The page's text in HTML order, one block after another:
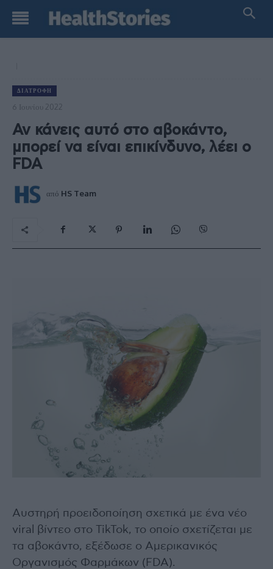
ΔΙΑΤΡΟΦΉ
6 Ιουνίου 2022
Αν κάνεις αυτό στο αβοκάντο,
μπορεί να είναι επικίνδυνο, λέει ο
FDA
από HS Team
Αυστηρή προειδοποίηση σχετικά με ένα νέο
viral βίντεο στο TikTok, το οποίο σχετίζεται με
τα αβοκάντο, εξέδωσε ο Αμερικανικός
Οργανισμός Φαρμάκων (FDA).